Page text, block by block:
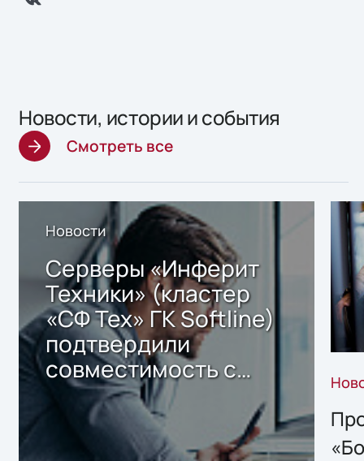
Новости, истории и события
Смотреть все
Новости
Серверы «Инферит
Техники» (кластер
«СФ Тех» ГК Softline)
подтвердили
совместимость с
решением Sharx
Storage 2.x для
хранения данных